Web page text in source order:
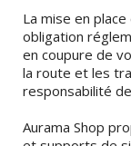
La mise en place
obligation
en coupure de
la route et les
responsabilité
Aurama Shop